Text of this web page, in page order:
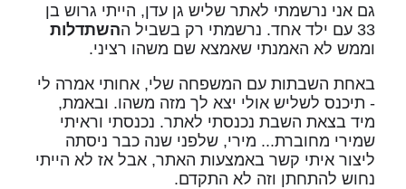
גם אני נרשמתי לאתר שליש גן עדן, הייתי גרוש בן
33 עם ילד אחד. נרשמתי רק בשביל ה
השתדלות
וממש לא האמנתי שאמצא שם משהו רציני.
באחת השבתות עם המשפחה שלי, אחותי אמרה לי
- תיכנס לשליש אולי יצא לך מזה משהו. ובאמת,
מיד בצאת השבת נכנסתי לאתר. נכנסתי וראיתי
שמירי מחוברת... מירי, שלפני שנה כבר ניסתה
ליצור איתי קשר באמצעות האתר, אבל אז לא הייתי
נחוש להתחתן וזה לא התקדם.